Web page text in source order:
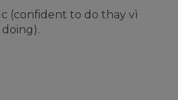
(confident to do thay vì